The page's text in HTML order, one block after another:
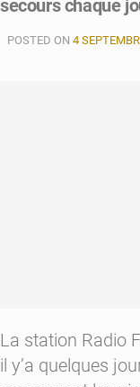
est
secours chaque
POSTED ON 4
La station Radio
il y’a quelques